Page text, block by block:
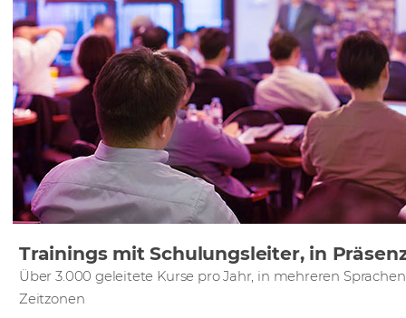
Trainings mit Schulungsleiter, in
Über 3.000 geleitete Kurse pro Jahr, in mehreren
Zeitzonen